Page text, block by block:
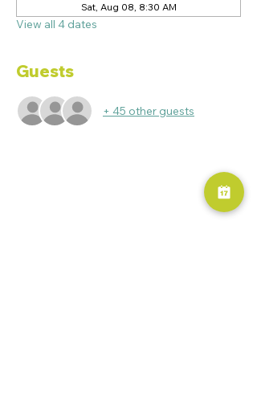
Sat, Aug 08, 8:30 AM
View all 4 dates
Guests
+ 45 other guests